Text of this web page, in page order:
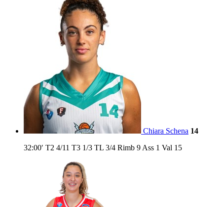
Chiara Schena 14
32:00′ T2 4/11 T3 1/3 TL 3/4 Rimb 9 Ass 1 Val 15